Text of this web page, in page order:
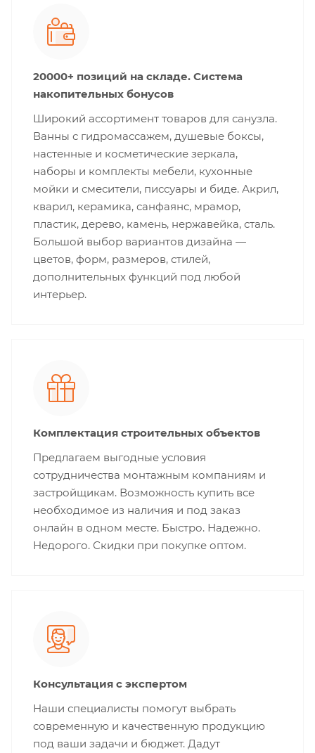
20000+ позиций на складе. Система
накопительных бонусов
Широкий ассортимент товаров для санузла.
Ванны с гидромассажем, душевые боксы,
настенные и косметические зеркала,
наборы и комплекты мебели, кухонные
мойки и смесители, писсуары и биде. Акрил,
кварил, керамика, санфаянс, мрамор,
пластик, дерево, камень, нержавейка, сталь.
Большой выбор вариантов дизайна —
цветов, форм, размеров, стилей,
дополнительных функций под любой
интерьер.
Комплектация строительных объектов
Предлагаем выгодные условия
сотрудничества монтажным компаниям и
застройщикам. Возможность купить все
необходимое из наличия и под заказ
онлайн в одном месте. Быстро. Надежно.
Недорого. Скидки при покупке оптом.
Консультация с экспертом
Наши специалисты помогут выбрать
современную и качественную продукцию
под ваши задачи и бюджет. Дадут